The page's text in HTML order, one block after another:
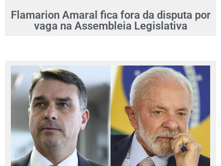
Flamarion Amaral fica fora da disputa por
vaga na Assembleia Legislativa